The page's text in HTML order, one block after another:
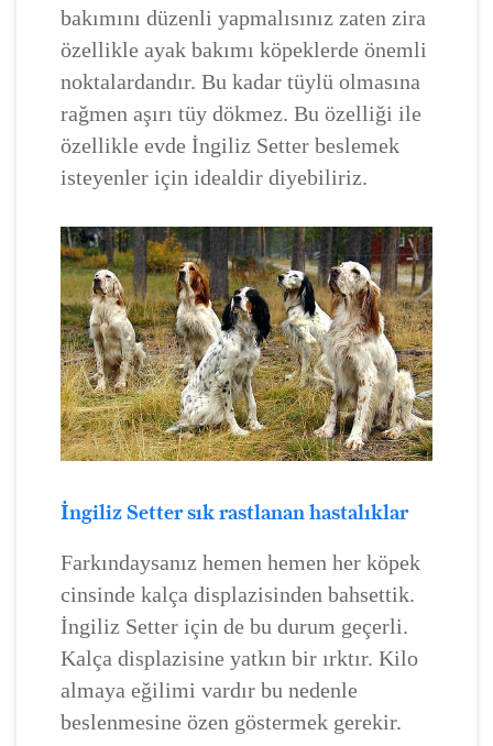
bakımını düzenli yapmalısınız zaten zira
özellikle ayak bakımı köpeklerde önemli
noktalardandır. Bu kadar tüylü olmasına
rağmen aşırı tüy dökmez. Bu özelliği ile
özellikle evde İngiliz Setter beslemek
isteyenler için idealdir diyebiliriz.
İngiliz Setter sık rastlanan hastalıklar
Farkındaysanız hemen hemen her köpek
cinsinde kalça displazisinden bahsettik.
İngiliz Setter için de bu durum geçerli.
Kalça displazisine yatkın bir ırktır. Kilo
almaya eğilimi vardır bu nedenle
beslenmesine özen göstermek gerekir.